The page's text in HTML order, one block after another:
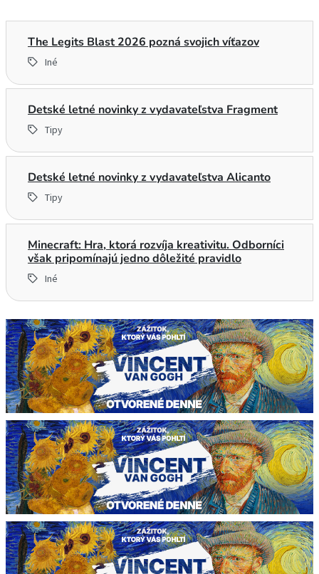
The Legits Blast 2026 pozná svojich víťazov
Iné
Detské letné novinky z vydavateľstva Fragment
Tipy
Detské letné novinky z vydavateľstva Alicanto
Tipy
Minecraft: Hra, ktorá rozvíja kreativitu. Odborníci
však pripomínajú jedno dôležité pravidlo
Iné